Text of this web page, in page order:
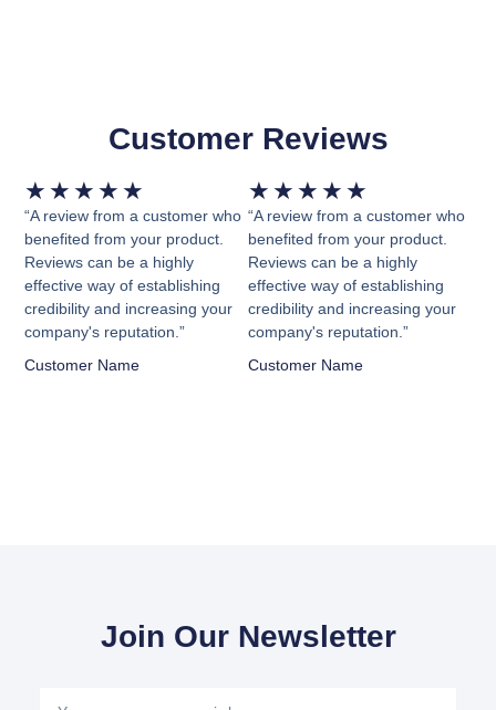
Customer Reviews
★ ★ ★ ★ ★
con
5
de
5
“A review from a customer who
benefited from your product.
Reviews can be a highly
effective way of establishing
credibility and increasing your
company's reputation.”
Customer Name
★ ★ ★ ★ ★
con
5
de
5
“A review from a customer who
benefited from your product.
Reviews can be a highly
effective way of establishing
credibility and increasing your
company's reputation.”
Customer Name
Join Our Newsletter